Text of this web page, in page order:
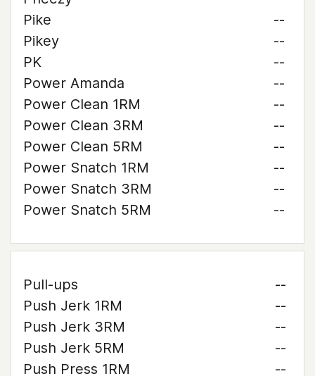
Pike
--
Pikey
--
PK
--
Power Amanda
--
Power Clean 1RM
--
Power Clean 3RM
--
Power Clean 5RM
--
Power Snatch 1RM
--
Power Snatch 3RM
--
Power Snatch 5RM
--
Pull-ups
--
Push Jerk 1RM
--
Push Jerk 3RM
--
Push Jerk 5RM
--
Push Press 1RM
--